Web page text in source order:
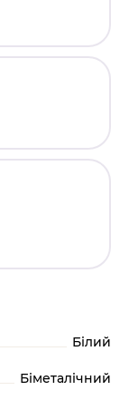
Білий
Біметалічний